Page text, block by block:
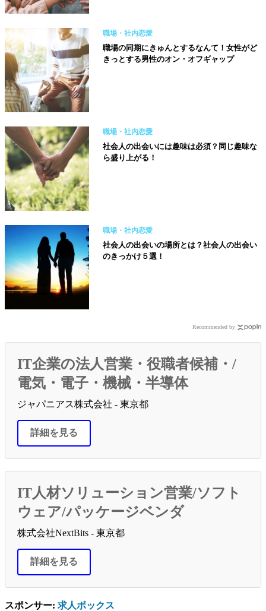
職場・社内恋愛
職場の同期にきゅんとするなんて！女性がど
きっとする男性のオン・オフギャップ
職場・社内恋愛
社会人の出会いには趣味は必須？同じ趣味な
ら盛り上がる！
職場・社内恋愛
社会人の出会いの場所とは？社会人の出会い
のきっかけ５選！
Recommended by
IT企業の法人営業・役職者候補・/
電気・電子・機械・半導体
ジャパニアス株式会社 - 東京都
詳細を見る
IT人材ソリューション営業/ソフト
ウェア/パッケージベンダ
株式会社NextBits - 東京都
詳細を見る
スポンサー: 求人ボックス